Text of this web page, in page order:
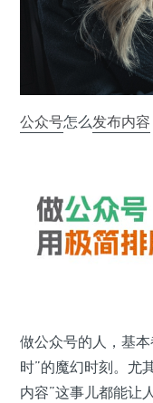
公众号怎么发布内容
做公众号的人，基
时”的魔幻时刻。尤
内容”这事儿都能让